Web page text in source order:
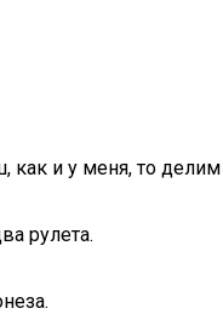
и у меня, то
рулета.